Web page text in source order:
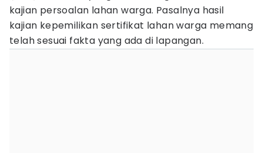
kajian persoalan lahan warga. Pasalnya hasil
kajian kepemilikan sertifikat lahan warga memang
telah sesuai fakta yang ada di lapangan.